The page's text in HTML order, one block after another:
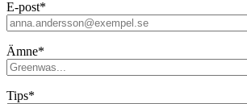
E-post*
Ämne*
Tips*